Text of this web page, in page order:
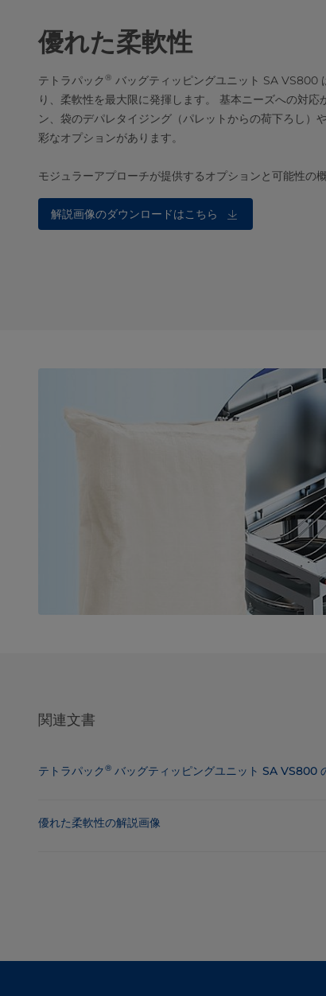
優れた柔軟性
テトラパック® バッグティッピングユニット SA VS800
り、柔軟性を最大限に発揮します。 基本ニーズへの対応
ン、袋のデパレタイジング（パレットからの荷下ろし）
彩なオプションがあります。
モジュラーアプローチが提供するオプションと可能性の
解説画像のダウンロードはこちら
関連文書
テトラパック® バッグティッピングユニット SA VS800
優れた柔軟性の解説画像